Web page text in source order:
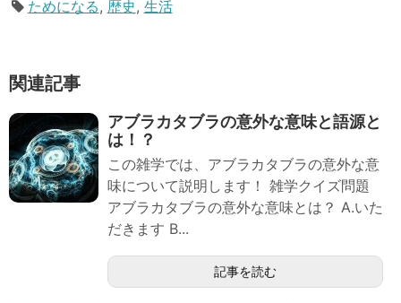
ためになる, 歴史, 生活
関連記事
アブラカタブラの意外な意味と語源と
は！？
この雑学では、アブラカタブラの意外な意
味について説明します！ 雑学クイズ問題
アブラカタブラの意外な意味とは？ A.いた
だきます B...
記事を読む